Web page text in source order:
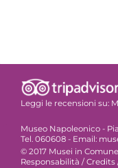
Leggi le recensioni su:
Museo Napoleonico -
Tel. 060608 - Email:
© 2017 Musei in Comune
Responsabilità / Credits